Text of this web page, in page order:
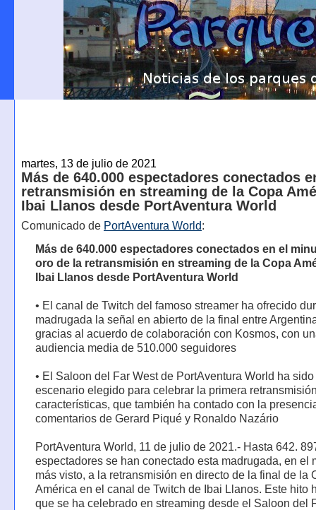
martes, 13 de julio de 2021
Más de 640.000 espectadores conectados
retransmisión en streaming de la Copa
Ibai Llanos desde PortAventura World
Comunicado de PortAventura World:
Más de 640.000 espectadores conectados en el
oro de la retransmisión en streaming de la Copa
Ibai Llanos desde PortAventura World
• El canal de Twitch del famoso streamer ha ofrecido
madrugada la señal en abierto de la final entre
gracias al acuerdo de colaboración con Kosmos, con
audiencia media de 510.000 seguidores
• El Saloon del Far West de PortAventura World ha
escenario elegido para celebrar la primera
características, que también ha contado con la
comentarios de Gerard Piqué y Ronaldo Nazário
PortAventura World, 11 de julio de 2021.- Hasta 642.
espectadores se han conectado esta madrugada, en el
más visto, a la retransmisión en directo de la final de la
América en el canal de Twitch de Ibai Llanos. Este hito
que se ha celebrado en streaming desde el Saloon del